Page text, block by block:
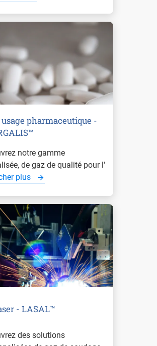
usage pharmaceutique -
notre gamme
de gaz de qualité pour l'
plus
- LASAL™
des solutions